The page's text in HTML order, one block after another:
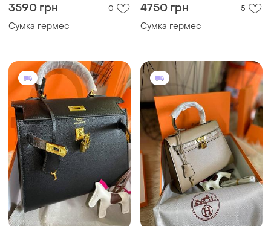
3590 грн 0
Сумка гермес
4750 грн 5
Сумка гермес